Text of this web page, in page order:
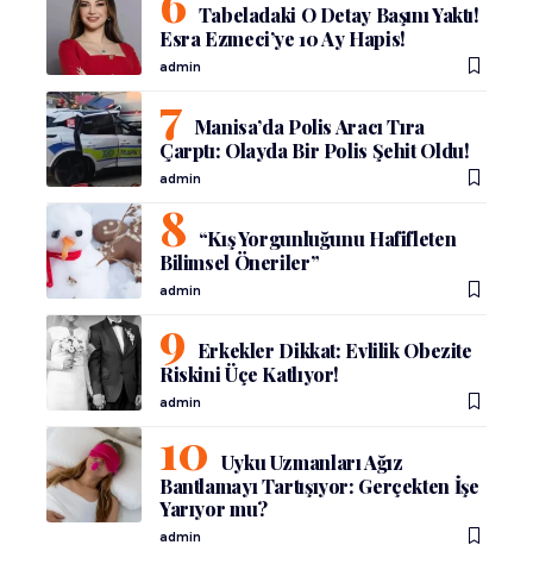
Tabeladaki O Detay Başını Yaktı!
Esra Ezmeci’ye 10 Ay Hapis!
admin
Manisa’da Polis Aracı Tıra
Çarptı: Olayda Bir Polis Şehit Oldu!
admin
“Kış Yorgunluğunu Hafifleten
Bilimsel Öneriler”
admin
Erkekler Dikkat: Evlilik Obezite
Riskini Üçe Katlıyor!
admin
Uyku Uzmanları Ağız
Bantlamayı Tartışıyor: Gerçekten İşe
Yarıyor mu?
admin